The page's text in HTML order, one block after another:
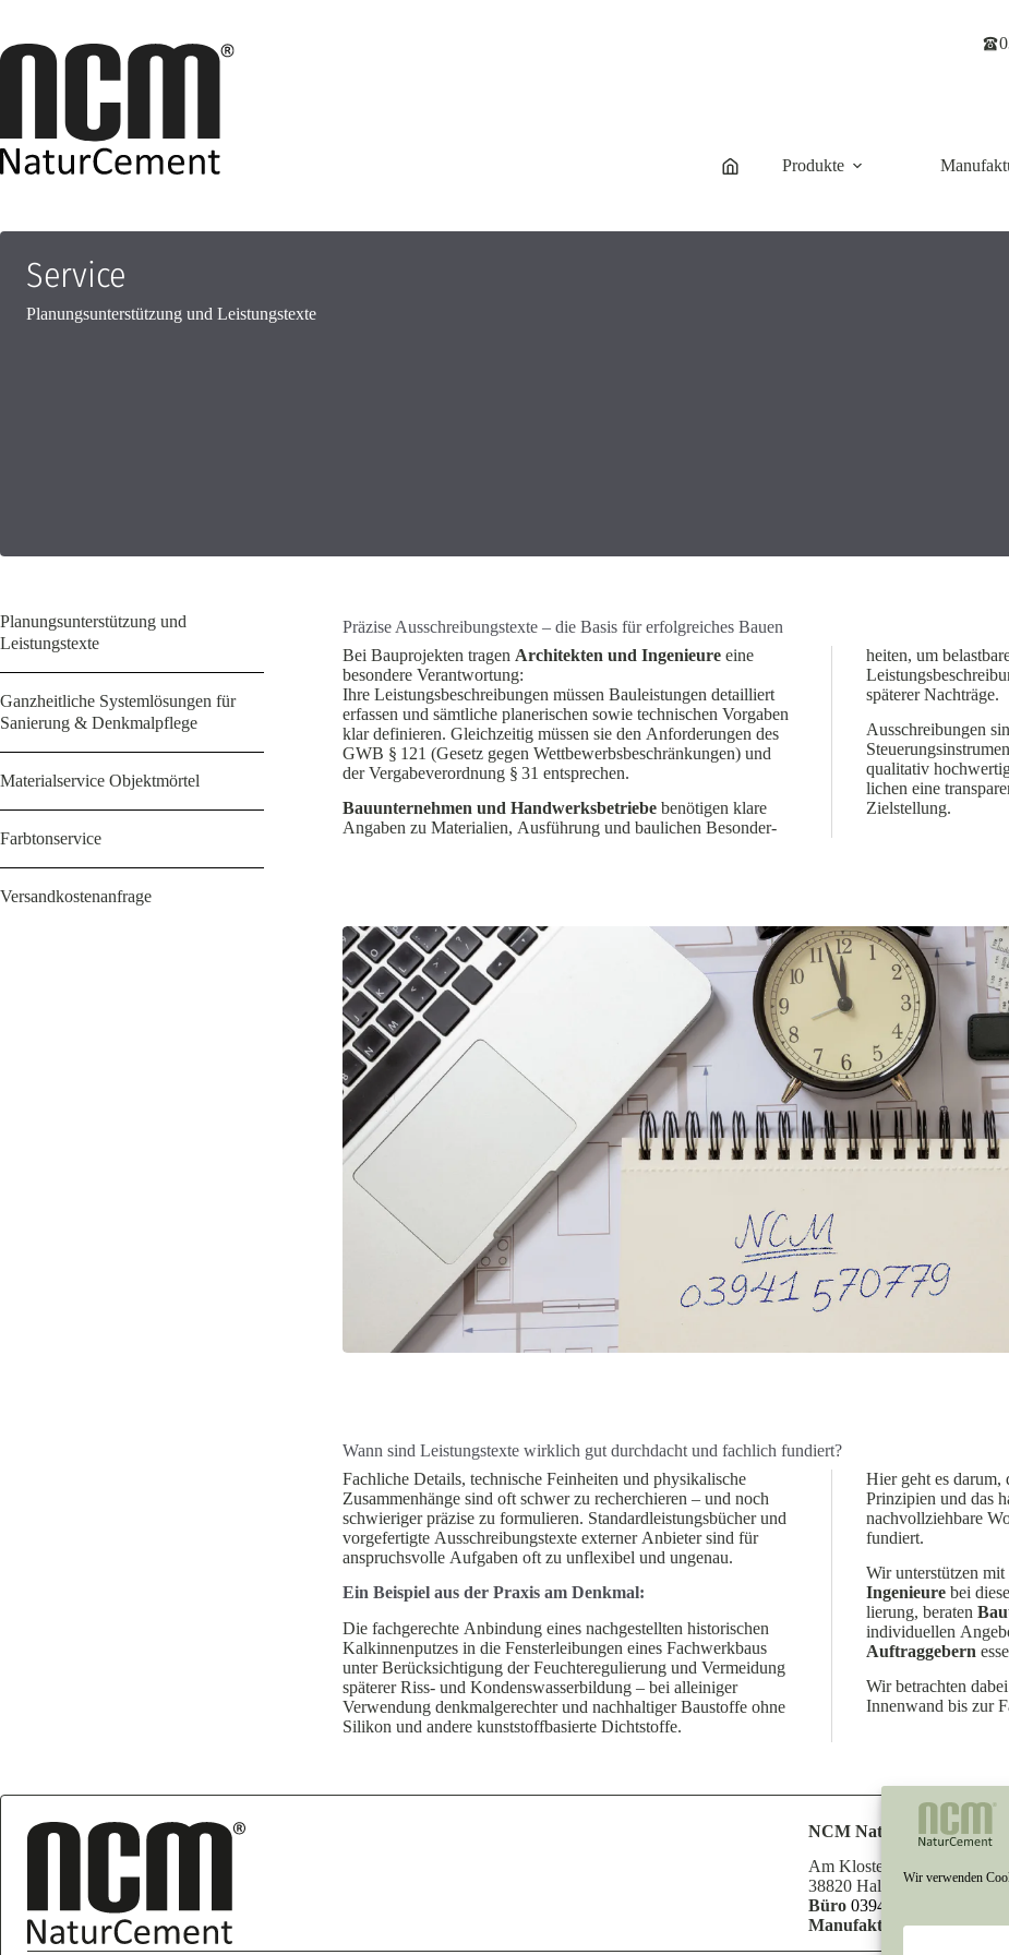
Wir verwenden
springen
Produkte
Service
Planungsunterstützung und Leistungstexte
Präzise Ausschreibungstexte – die Basis für erfolgreiches Bauen
Bei Baupro­jekten tragen Archi­tekten und Ingenieure eine
besondere Verant­wortung:
Ihre Leistungs­be­schrei­bungen müssen Bauleis­tungen detail­liert
erfassen und sämtliche plane­ri­schen sowie techni­schen Vorgaben
klar definieren. Gleich­zeitig müssen sie den Anfor­de­rungen des
GWB § 121 (Gesetz gegen Wettbe­werbs­be­schrän­kungen) und
der Verga­be­ver­ordnung § 31 entsprechen.
Bauun­ter­nehmen und Handwerks­be­triebe benötigen klare
Angaben zu Materialien, Ausführung und baulichen Beson­der­
heiten, um
späterer Nachträge.
Ausschrei­bungen
quali­tativ
lichen eine
Zielstellung.
Wann sind Leistungstexte wirklich gut durchdacht und fachlich fundiert?
Fachliche Details, technische Feinheiten und physi­ka­lische
Zusam­men­hänge sind oft schwer zu recher­chieren – und noch
schwie­riger präzise zu formu­lieren. Standard­leis­tungs­bücher und
vorge­fer­tigte Ausschrei­bungs­texte externer Anbieter sind für
anspruchs­volle Aufgaben oft zu unfle­xibel und ungenau.
Ein Beispiel aus der Praxis am Denkmal:
Die fachge­rechte Anbindung eines nachge­stellten histo­ri­schen
Kalkin­nen­putzes in die Fenster­lei­bungen eines Fachwerkbaus
unter Berück­sich­tigung der Feuch­te­re­gu­lierung und Vermeidung
späterer Riss- und Kondens­was­ser­bildung – bei allei­niger
Verwendung denkmal­ge­rechter und nachhal­tiger Baustoffe ohne
Silikon und andere kunst­stoff­ba­sierte Dichtstoffe.
Hier geht es darum,
Prinzipien und das
nachvoll­ziehbare
fundiert.
Wir unter­stützen
Ingenieure bei
lierung, beraten
indivi­du­ellen
Auftrag­gebern
Wir betrachten
Innenwand bis zur
Planungsunterstützung und
Leistungstexte
Ganzheitliche Systemlösungen für
Sanierung & Denkmalpflege
Materialservice Objektmörtel
Farbtonservice
Versandkostenanfrage
NCM Naturcement
Am Kloster 1b
38820 Halberstadt
Büro 03941 570 779
Manufaktur / Lager